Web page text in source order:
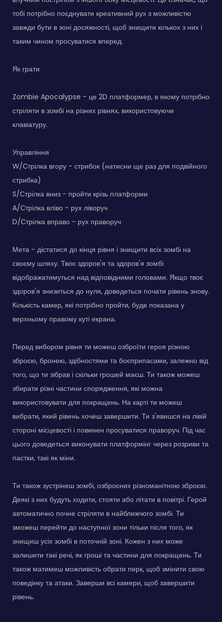
тобі потрібно поєднувати креативний рух з можливістю
завжди бути в зоні досяжності, щоб знищити кількох з них і
таким чином просуватися вперед.
Як грати
Zombie Apocalypse - це 2D платформер, в якому потрібно
стріляти в зомбі на різних рівнях, використовуючи
клавіатуру.
Управління
W/Стрілка вгору - стрибок (натисни ще раз для подвійного
стрибка)
S/Стрілка вниз - пройти крізь платформи
A/Стрілка вліво - рух ліворуч
D/Стрілка вправо - рух праворуч
Мета - дістатися до кінця рівня і знищити всіх зомбі на
своєму шляху. Твоє здоров'я та здоров'я зомбі
відображатимуться над відповідними головами. Якщо твоє
здоров'я знизиться до нуля, доведеться почати рівень знову.
Кількість камер, які потрібно пройти, буде показана у
верхньому правому куті екрана.
Перед вибором рівня ти можеш озброїти героя різною
зброєю, бронею, здібностями та боєприпасами, залежно від
того, що ти зібрав і скільки грошей маєш. Ти також можеш
збирати різні частини спорядження, які можна
використовувати для покращень. На карті ти можеш
вибрати, який рівень хочеш завершити. Ти з'явишся на лівій
стороні місцевості і повинен просуватися праворуч. Під час
цього доведеться виконувати платформінг через розриви та
пастки, такі як міни.
Ти також зустрінеш зомбі, озброєних різноманітною зброєю.
Деякі з них будуть ходити, стояти або літати в повітрі. Герой
автоматично почне стріляти в найближчого зомбі. Ти
зможеш перейти до наступної зони тільки після того, як
знищиш усіх зомбі в поточній зоні. Кожен з них може
залишити такі речі, як гроші та частини для покращень. Ти
також матимеш можливість обрати перк, щоб змінити свою
поведінку та атаки. Заверши всі камери, щоб завершити
рівень.